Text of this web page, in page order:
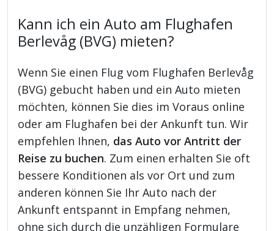
Kann ich ein Auto am Flughafen
Berlevåg (BVG) mieten?
Wenn Sie einen Flug vom Flughafen Berlevåg
(BVG) gebucht haben und ein Auto mieten
möchten, können Sie dies im Voraus online
oder am Flughafen bei der Ankunft tun. Wir
empfehlen Ihnen, das Auto vor Antritt der
Reise zu buchen. Zum einen erhalten Sie oft
bessere Konditionen als vor Ort und zum
anderen können Sie Ihr Auto nach der
Ankunft entspannt in Empfang nehmen,
ohne sich durch die unzähligen Formulare